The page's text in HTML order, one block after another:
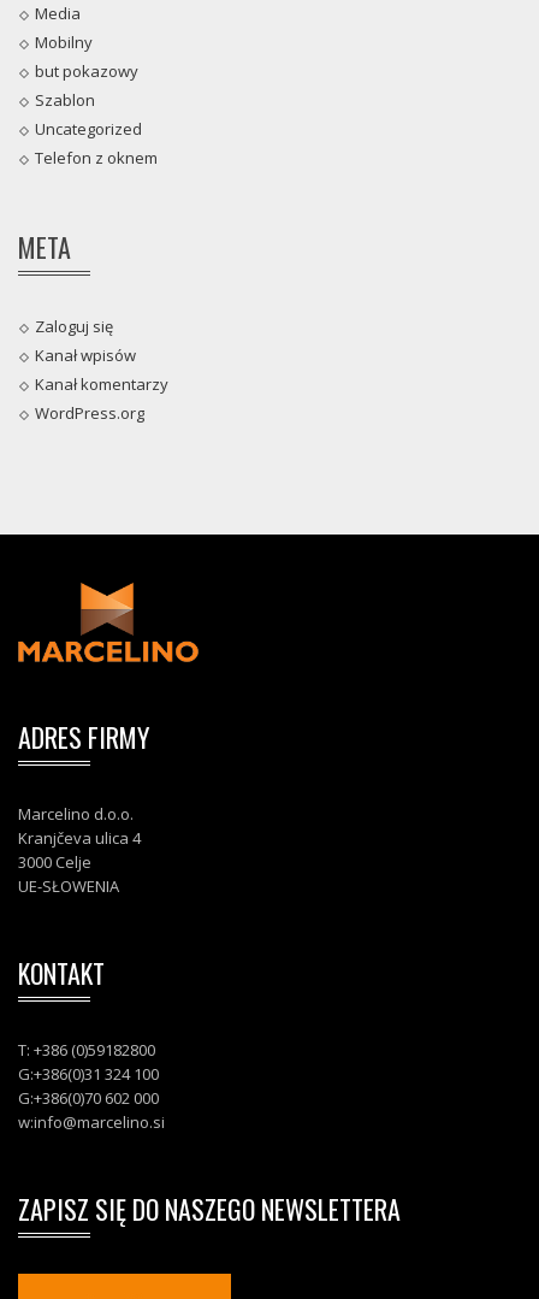
Media
Mobilny
but pokazowy
Szablon
Uncategorized
Telefon z oknem
META
Zaloguj się
Kanał wpisów
Kanał komentarzy
WordPress.org
ADRES FIRMY
Marcelino d.o.o.
Kranjčeva ulica 4
3000 Celje
UE-SŁOWENIA
KONTAKT
T: +386 (0)59182800
G:+386(0)31 324 100
G:+386(0)70 602 000
w:info@marcelino.si
ZAPISZ SIĘ DO NASZEGO NEWSLETTERA